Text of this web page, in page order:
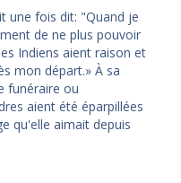
une fois dit: "Quand je
de ne plus pouvoir
Indiens aient raison et
mon départ.» À sa
funéraire ou
aient été éparpillées
qu'elle aimait depuis